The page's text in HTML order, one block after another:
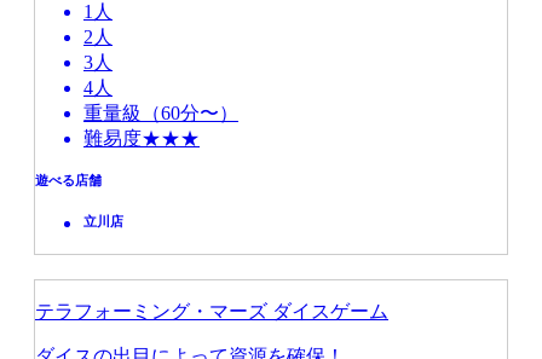
1人
2人
3人
4人
重量級（60分〜）
難易度★★★
遊べる店舗
立川店
テラフォーミング・マーズ ダイスゲーム